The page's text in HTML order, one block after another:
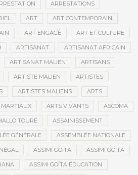
ARRESTATIONS
ART ART CONTEMPORAIN
ART ENGAGÉ ART ET CULTURE
ARTISANAT ARTISANAT AFRICAIN
ARTISANAT MALIEN ARTISANS
ARTISTE MALIEN ARTISTES
ARTISTES MALIENS ARTS
MARTIAUX ARTS VIVANTS ASCOMA
TOURÉ ASSAINISSEMENT
GÉNÉRALE ASSEMBLÉE NATIONALE
ASSIMI GOITA ASSIMI GOÏTA
ASSIMI GOÏTA ÉDUCATION